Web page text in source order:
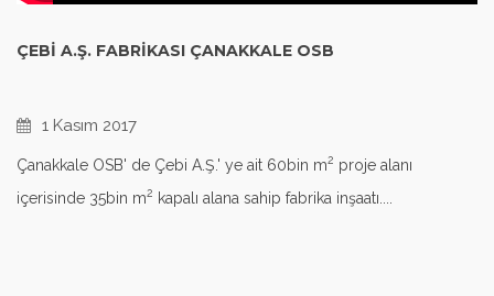
ÇEBI A.Ş. FABRIKASI ÇANAKKALE OSB
1 Kasım 2017
Çanakkale OSB' de Çebi A.Ş.' ye ait 60bin m2 proje alanı
içerisinde 35bin m2 kapalı alana sahip fabrika inşaatı....